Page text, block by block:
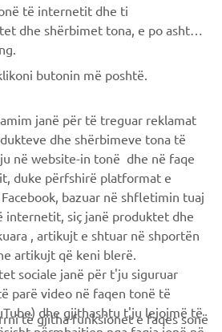
le ultime offerte, gli eventi speciali, le
dhe shërbimet tona, e po ashtu ti
butonin më poshtë.
dhe shërbimeve tona të
në website-in tonë dhe në faqe
duke përfshirë platformat e
bazuar në shfletimin tuaj
internetit, siç janë produktet dhe
, artikujt e shtuar në shportën
artikujt që keni blerë.
sociale janë për t'ju siguruar
parë video në faqen tonë të
dhe gjithashtu t'ju lejojmë të
përmbajtjen nga faqja jonë në
të gjitha funksionet e faqes sonë
oferta dhe reklama të